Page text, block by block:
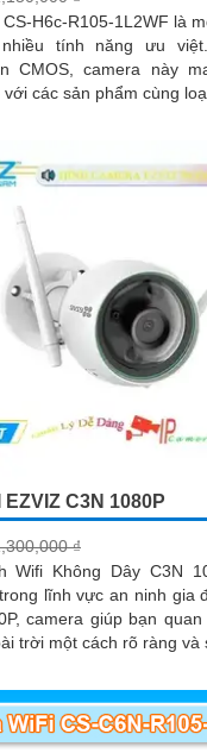
H6c-R105-1L2WF là
tính năng ưu việt. Được trang
CMOS, camera này
các sản phẩm cùng
C3N 1080P
₫
Wifi Không Dây C3N
lĩnh vực an ninh gia đình. Với độ
camera giúp bạn
trời một cách rõ ràng và